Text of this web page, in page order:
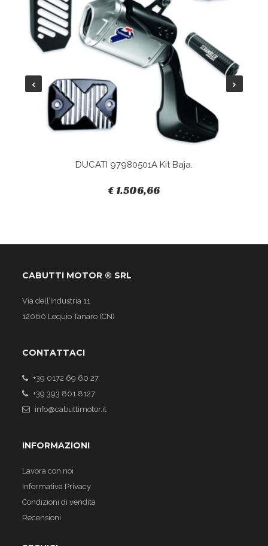
DUCATI 97980501A Kit Baja.
€ 1.506,66
CABUTTI MOTOR ® SRL
Via dell’Industria 11
12060 Lequio Tanaro (CN)
CONTATTACI
+39 0172 69 60 27
+39 393 801 8127
info@cabuttimotor.it
INFORMAZIONI
Lavora con noi
Informativa Privacy
Condizioni di vendita
Recensioni